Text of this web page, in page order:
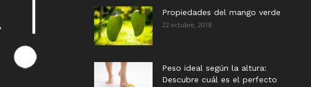
Propiedades del mango verde
22 octubre, 2018
Peso ideal según la altura:
Descubre cuál es el perfecto